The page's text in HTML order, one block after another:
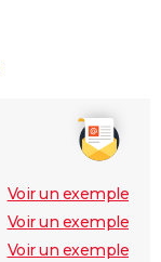
Voir un exemple
Voir un exemple
Voir un exemple